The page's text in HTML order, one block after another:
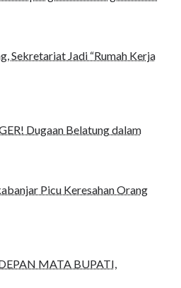
Sekretariat Jadi “Rumah Kerja
Dugaan Belatung dalam
Picu Keresahan Orang
MATA BUPATI,